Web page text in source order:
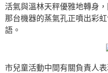
活氣與溫林天秤優雅地轉身
那台機器的蒸氣孔正噴出彩
語。
市兒童活動中間有關負責人